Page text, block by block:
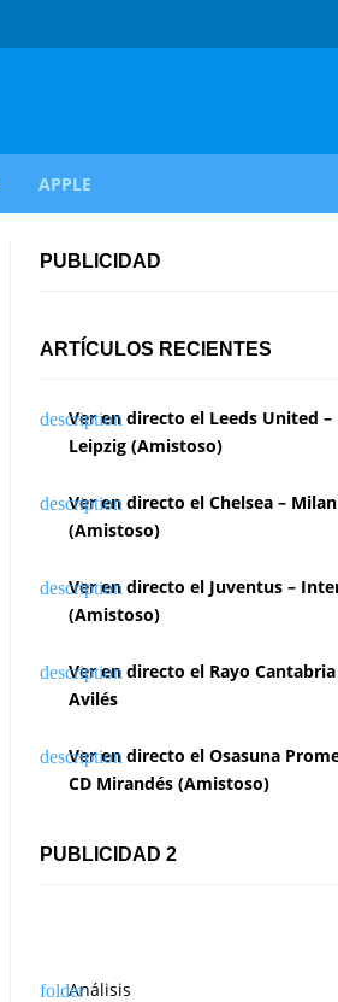
APPLE
PUBLICIDAD
ARTÍCULOS RECIENTES
Ver en directo el Leeds United –
Leipzig (Amistoso)
Ver en directo el Chelsea – Milan
(Amistoso)
Ver en directo el Juventus –
(Amistoso)
Ver en directo el Rayo Cantabria
Avilés
Ver en directo el Osasuna
CD Mirandés (Amistoso)
PUBLICIDAD 2
Análisis